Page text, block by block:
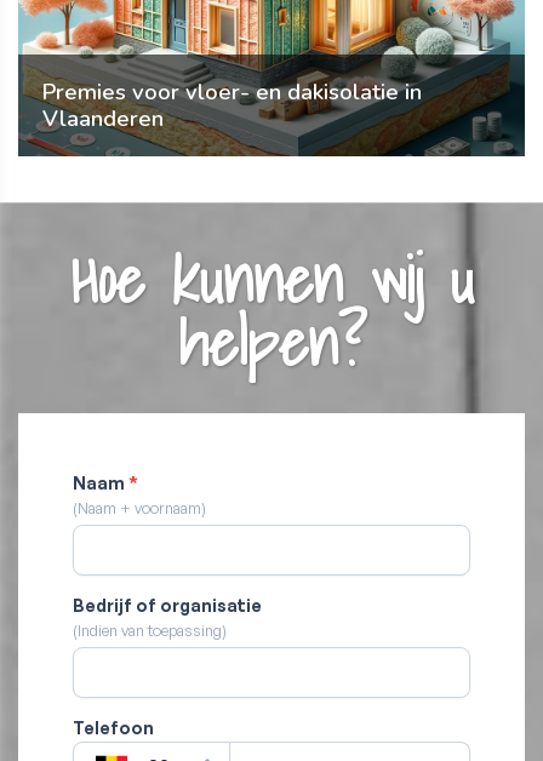
Premies voor vloer- en dakisolatie in
Vlaanderen
Hoe kunnen wij u
helpen?